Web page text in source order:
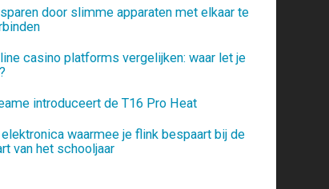
door slimme apparaten met elkaar te
casino platforms vergelijken: waar let je
introduceert de T16 Pro Heat
waarmee je flink bespaart bij de
van het schooljaar